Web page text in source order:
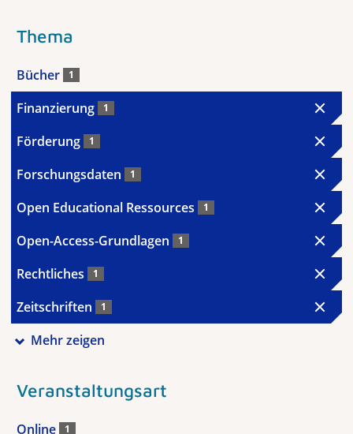
Thema
Bücher 1
Finanzierung 1
Förderung 1
Forschungsdaten 1
Open Educational Ressources 1
Open-Access-Grundlagen 1
Rechtliches 1
Zeitschriften 1
Mehr zeigen
Veranstaltungsart
Online 1